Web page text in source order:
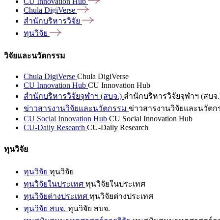
Chula DigiVerse
สำนักบริหารวิจัย
ทุนวิจัย
วิจัยและนวัตกรรม
Chula DigiVerse Chula DigiVerse
CU Innovation Hub CU Innovation Hub
สำนักบริหารวิจัยจุฬาฯ (สบจ.) สำนักบริหารวิจัยจุฬาฯ (สบจ
ข่าวสารงานวิจัยและนวัตกรรม ข่าวสารงานวิจัยและนวัตก
CU Social Innovation Hub CU Social Innovation Hub
CU-Daily Research CU-Daily Research
ทุนวิจัย
ทุนวิจัย ทุนวิจัย
ทุนวิจัยในประเทศ ทุนวิจัยในประเทศ
ทุนวิจัยต่างประเทศ ทุนวิจัยต่างประเทศ
ทุนวิจัย สบจ. ทุนวิจัย สบจ.